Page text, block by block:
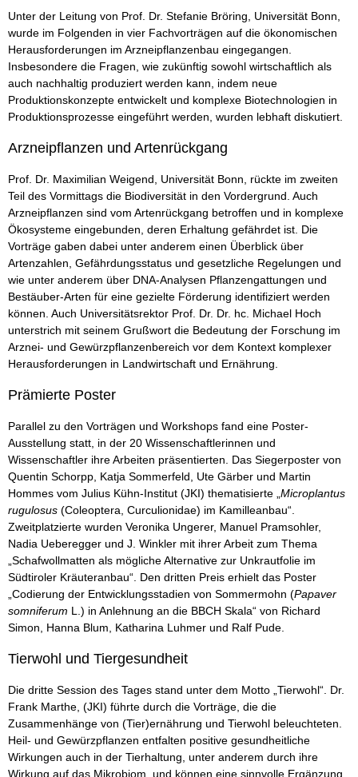
Unter der Leitung von Prof. Dr. Stefanie Bröring, Universität Bonn,
wurde im Folgenden in vier Fachvorträgen auf die ökonomischen
Herausforderungen im Arzneipflanzenbau eingegangen.
Insbesondere die Fragen, wie zukünftig sowohl wirtschaftlich als
auch nachhaltig produziert werden kann, indem neue
Produktionskonzepte entwickelt und komplexe Biotechnologien in
Produktionsprozesse eingeführt werden, wurden lebhaft diskutiert.
Arzneipflanzen und Artenrückgang
Prof. Dr. Maximilian Weigend, Universität Bonn, rückte im zweiten
Teil des Vormittags die Biodiversität in den Vordergrund. Auch
Arzneipflanzen sind vom Artenrückgang betroffen und in komplexe
Ökosysteme eingebunden, deren Erhaltung gefährdet ist. Die
Vorträge gaben dabei unter anderem einen Überblick über
Artenzahlen, Gefährdungsstatus und gesetzliche Regelungen und
wie unter anderem über DNA-Analysen Pflanzengattungen und
Bestäuber-Arten für eine gezielte Förderung identifiziert werden
können. Auch Universitätsrektor Prof. Dr. Dr. hc. Michael Hoch
unterstrich mit seinem Grußwort die Bedeutung der Forschung im
Arznei- und Gewürzpflanzenbereich vor dem Kontext komplexer
Herausforderungen in Landwirtschaft und Ernährung.
Prämierte Poster
Parallel zu den Vorträgen und Workshops fand eine Poster-
Ausstellung statt, in der 20 Wissenschaftlerinnen und
Wissenschaftler ihre Arbeiten präsentierten. Das Siegerposter von
Quentin Schorpp, Katja Sommerfeld, Ute Gärber und Martin
Hommes vom Julius Kühn-Institut (JKI) thematisierte „ Microplantus
rugulosus (Coleoptera, Curculionidae) im Kamilleanbau“.
Zweitplatzierte wurden Veronika Ungerer, Manuel Pramsohler,
Nadia Ueberegger und J. Winkler mit ihrer Arbeit zum Thema
„Schafwollmatten als mögliche Alternative zur Unkrautfolie im
Südtiroler Kräuteranbau“. Den dritten Preis erhielt das Poster
„Codierung der Entwicklungsstadien von Sommermohn (Papaver
somniferum L.) in Anlehnung an die BBCH Skala“ von Richard
Simon, Hanna Blum, Katharina Luhmer und Ralf Pude.
Tierwohl und Tiergesundheit
Die dritte Session des Tages stand unter dem Motto „Tierwohl“. Dr.
Frank Marthe, (JKI) führte durch die Vorträge, die die
Zusammenhänge von (Tier)ernährung und Tierwohl beleuchteten.
Heil- und Gewürzpflanzen entfalten positive gesundheitliche
Wirkungen auch in der Tierhaltung, unter anderem durch ihre
Wirkung auf das Mikrobiom, und können eine sinnvolle Ergänzung